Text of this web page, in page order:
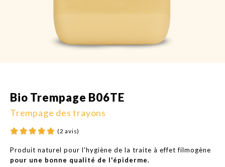
Bio Trempage B06TE
Trempage des trayons
(2 avis)
Produit naturel pour l'hygiène de la traite à effet filmogène
pour une bonne qualité de l'épiderme.